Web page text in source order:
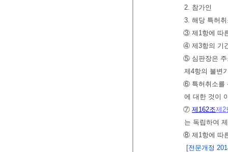
2. 참가인
3. 해당 특허
③ 제1항에 따
④ 제3항의 기
⑤ 심판장은 주
제4항의 불변
⑥ 특허취소를
에 대한 것이
⑦ 제162조제2
는 독립하여
⑧ 제1항에 따
[전문개정